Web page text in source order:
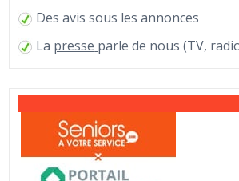
Des avis sous les annonces
La presse parle de nous (TV,